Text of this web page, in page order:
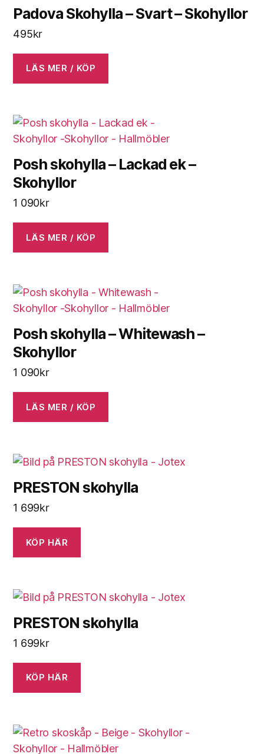
Padova Skohylla – Svart – Skohyllor
495kr
LÄS MER / KÖP
Posh skohylla – Lackad ek –
Skohyllor
1 090kr
LÄS MER / KÖP
Posh skohylla – Whitewash –
Skohyllor
1 090kr
LÄS MER / KÖP
PRESTON skohylla
1 699kr
KÖP HÄR
PRESTON skohylla
1 699kr
KÖP HÄR